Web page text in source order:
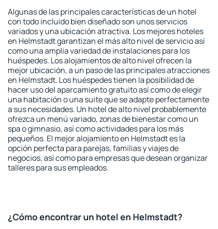
Algunas de las principales características de un hotel
con todo incluido bien diseñado son unos servicios
variados y una ubicación atractiva. Los mejores hoteles
en Helmstadt garantizan el más alto nivel de servicio así
como una amplia variedad de instalaciones para los
huéspedes. Los alojamientos de alto nivel ofrecen la
mejor ubicación, a un paso de las principales atracciones
en Helmstadt. Los huéspedes tienen la posibilidad de
hacer uso del aparcamiento gratuito así como de elegir
una habitación o una suite que se adapte perfectamente
a sus necesidades. Un hotel de alto nivel probablemente
ofrezca un menú variado, zonas de bienestar como un
spa o gimnasio, así como actividades para los más
pequeños. El mejor alojamiento en Helmstadt es la
opción perfecta para parejas, familias y viajes de
negocios, así como para empresas que desean organizar
talleres para sus empleados.
¿Cómo encontrar un hotel en Helmstadt?